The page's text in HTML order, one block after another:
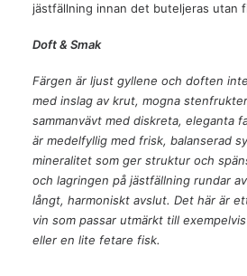
jästfällning innan det buteljeras utan
Doft & Smak
Färgen är ljust gyllene och doften
med inslag av krut, mogna
sammanvävt med diskreta, eleganta
är medelfyllig med frisk, balanserad
mineralitet som ger struktur och
och lagringen på jästfällning rundar
långt, harmoniskt avslut. Det här är
vin som passar utmärkt till
eller en lite fetare fisk.